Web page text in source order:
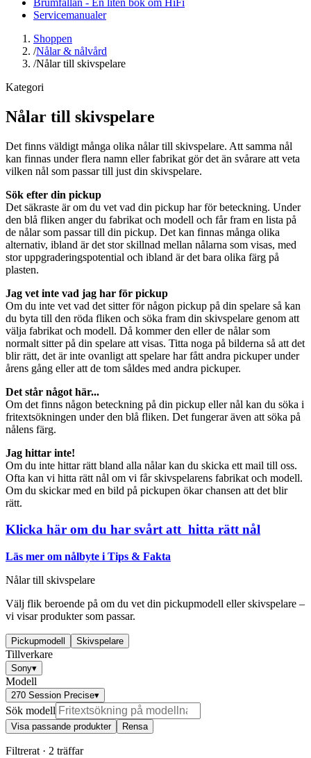
Servicemanualer
Shoppen
/Nålar & nålvård
/Nålar till skivspelare
Kategori
Nålar till skivspelare
Det finns väldigt många olika nålar till skivspelare. Att samma nål
kan finnas under flera namn eller fabrikat gör det än svårare att veta
vilken nål som passar till just din skivspelare.
Sök efter din pickup
Det säkraste är om du vet vad din pickup har för beteckning. Under
den blå fliken anger du fabrikat och modell och får fram en lista på
de nålar som passar till din pickup. Det kan finnas många olika
alternativ, ibland är det stor skillnad mellan nålarna som visas, med
stor uppgraderingspotential och ibland är det bara olika färg på
plasten.
Jag vet inte vad jag har för pickup
Om du inte vet vad det sitter för någon pickup på din spelare så kan
du byta till den röda fliken och söka fram din skivspelare genom att
välja fabrikat och modell. Då kommer den eller de nålar som
normalt sitter på din spelare att visas. Titta noga på bilderna så att det
blir rätt, det är inte ovanligt att spelare har fått andra pickuper under
årens gång eller att de tom såldes med andra pickuper.
Det står något här...
Om det finns någon beteckning på din pickup eller nål kan du söka i
fritextsökningen under den blå fliken. Det fungerar även att söka på
nålens färg.
Jag hittar inte!
Om du inte hittar rätt bland alla nålar kan du skicka ett mail till oss.
Ofta kan vi hitta rätt nål om vi får skivspelarens fabrikat och modell.
Om du skickar med en bild på pickupen ökar chansen att det blir
rätt.
Klicka här om du har svårt att hitta rätt nål
Läs mer om nålbyte i Tips & Fakta
Nålar till skivspelare
Välj flik beroende på om du vet din pickupmodell eller skivspelare –
vi visar produkter som passar.
Pickupmodell Skivspelare
Tillverkare
Sony▾
Modell
270 Session Precise▾
Sök modell
Visa passande produkter Rensa
Filtrerat · 2 träffar